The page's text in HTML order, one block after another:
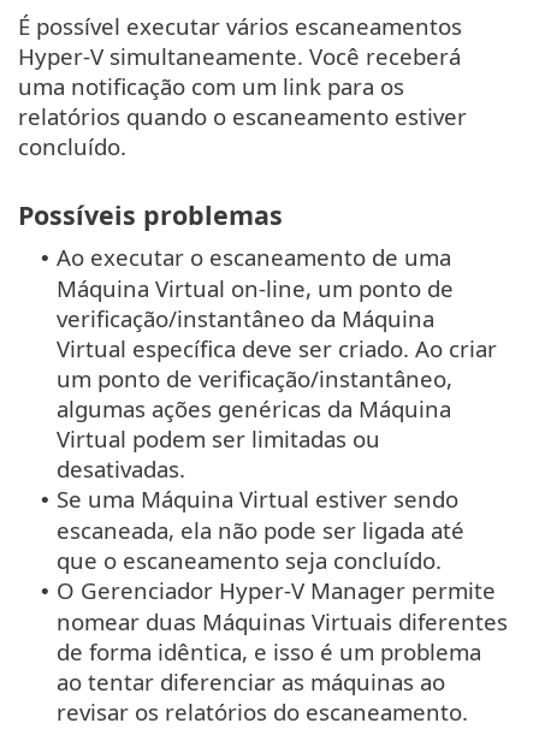
É possível executar vários escaneamentos
Hyper-V simultaneamente. Você receberá
uma notificação com um link para os
relatórios quando o escaneamento estiver
concluído.
Possíveis problemas
• Ao executar o escaneamento de uma
Máquina Virtual on-line, um ponto de
verificação/instantâneo da Máquina
Virtual específica deve ser criado. Ao criar
um ponto de verificação/instantâneo,
algumas ações genéricas da Máquina
Virtual podem ser limitadas ou
desativadas.
• Se uma Máquina Virtual estiver sendo
escaneada, ela não pode ser ligada até
que o escaneamento seja concluído.
• O Gerenciador Hyper-V Manager permite
nomear duas Máquinas Virtuais diferentes
de forma idêntica, e isso é um problema
ao tentar diferenciar as máquinas ao
revisar os relatórios do escaneamento.